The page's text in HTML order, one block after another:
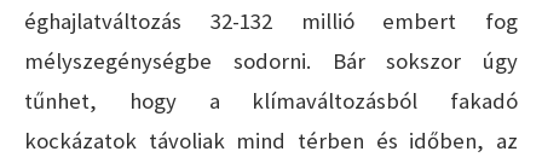
éghajlatváltozás 32-132 millió embert fog
mélyszegénységbe sodorni. Bár sokszor úgy
tűnhet, hogy a klímaváltozásból fakadó
kockázatok távoliak mind térben és időben, az